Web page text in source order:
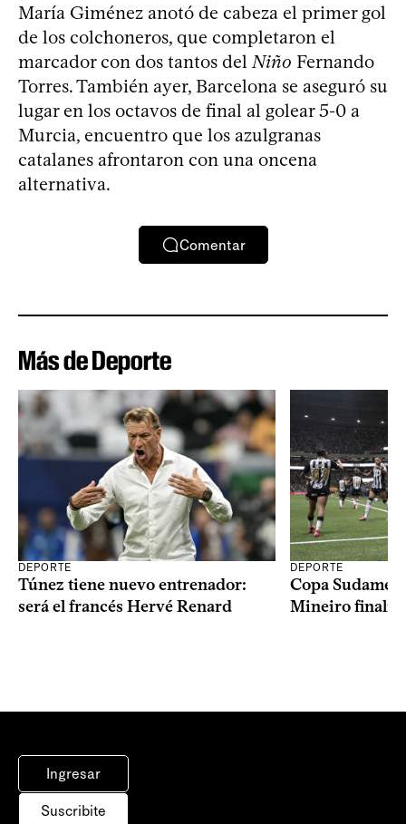
María Giménez anotó de cabeza el primer gol
de los colchoneros, que completaron el
marcador con dos tantos delNiño Fernando
Torres. También ayer, Barcelona se aseguró su
lugar en los octavos de final al golear 5-0 a
Murcia, encuentro que los azulgranas
catalanes afrontaron con una oncena
alternativa.
Comentar
Más de Deporte
DEPORTE
Túnez tiene nuevo entrenador:
será el francés Hervé Renard
DEPORTE
Copa
Mineiro
Ingresar
Suscribite